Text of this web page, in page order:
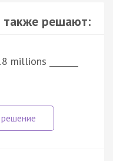
также решают:
_______